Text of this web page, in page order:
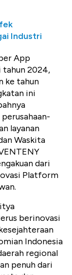
Industri
App
tahun 2024,
ke tahun
ini
layanan
Waskita
dari
Platform
berinovasi
Indonesia
regional
penuh dari